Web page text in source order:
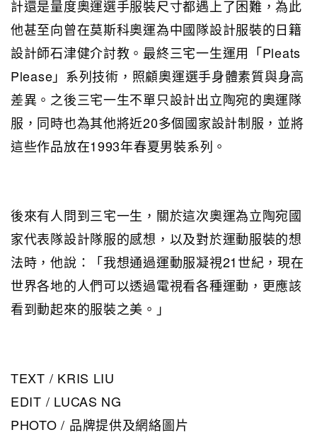
計還是量度奧運選手服裝尺寸都遇上了困難，為此
他甚至向曾在莫斯科奧運為中國隊設計服裝的日籍
設計師石津健介討教。最終三宅一生運用「Pleats
Please」系列技術，照顧奧運選手身體素質與身高
差異。之後三宅一生不單只設計出立陶宛的奧運隊
服，同時也為其他將近20多個國家設計制服，並將
這些作品放在1993年春夏男裝系列。
後來有人問到三宅一生，關於這次奧運為立陶宛國
家代表隊設計隊服的感想，以及對於運動服裝的想
法時，他說：「我想通過運動服凝視21世紀，現在
世界各地的人們可以透過電視看各種運動，更應該
看到動起來的服裝之美。」
TEXT / KRIS LIU
EDIT / LUCAS NG
PHOTO / 品牌提供及網絡圖片